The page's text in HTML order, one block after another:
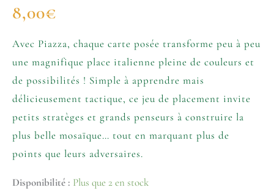
8,00€
Avec Piazza, chaque carte posée transforme peu à peu
une magnifique place italienne pleine de couleurs et
de possibilités ! Simple à apprendre mais
délicieusement tactique, ce jeu de placement invite
petits stratèges et grands penseurs à construire la
plus belle mosaïque… tout en marquant plus de
points que leurs adversaires.
Disponibilité : Plus que 2 en stock